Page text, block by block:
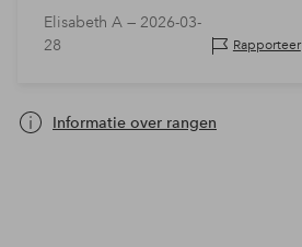
fijn, ondanks dat het linnen is.
Elisabeth A — 2026-03-
28
Rapporteer
Informatie over rangen